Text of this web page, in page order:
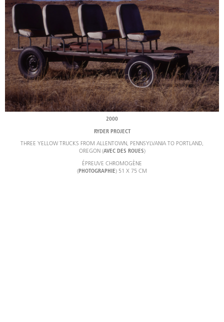
2000
RYDER PROJECT
THREE YELLOW TRUCKS FROM ALLENTOWN, PENNSYLVANIA TO PORTLAND,
OREGON (AVEC DES ROUES)
ÉPREUVE CHROMOGÈNE
(PHOTOGRAPHIE) 51 X 75 CM